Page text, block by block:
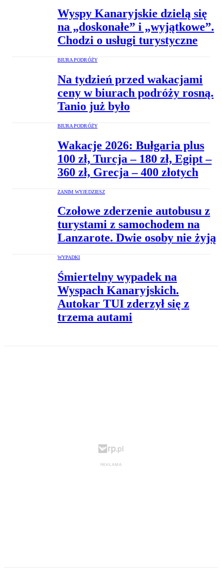
Wyspy Kanaryjskie dzielą się
na „doskonałe” i „wyjątkowe”.
Chodzi o usługi turystyczne
BIURA PODRÓŻY
Na tydzień przed wakacjami
ceny w biurach podróży rosną.
Tanio już było
BIURA PODRÓŻY
Wakacje 2026: Bułgaria plus
100 zł, Turcja – 180 zł, Egipt –
360 zł, Grecja – 400 złotych
ZANIM WYJEDZIESZ
Czołowe zderzenie autobusu z
turystami z samochodem na
Lanzarote. Dwie osoby nie żyją
WYPADKI
Śmiertelny wypadek na
Wyspach Kanaryjskich.
Autokar TUI zderzył się z
trzema autami